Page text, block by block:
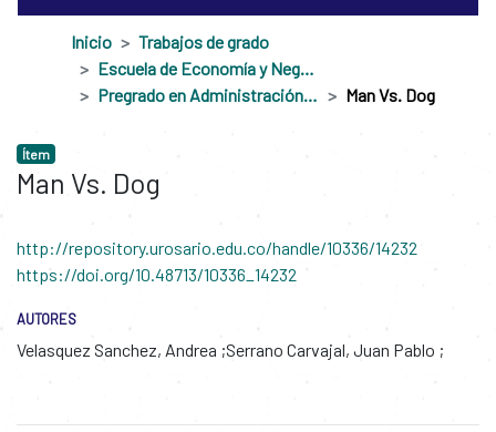
Inicio
Trabajos de grado
Escuela de Economía y Negocios
Pregrado en Administración de Negocios Internacionales
Man Vs. Dog
Ítem
Man Vs. Dog
http://repository.urosario.edu.co/handle/10336/14232
https://doi.org/10.48713/10336_14232
AUTORES
Velasquez Sanchez, Andrea Serrano Carvajal, Juan Pablo